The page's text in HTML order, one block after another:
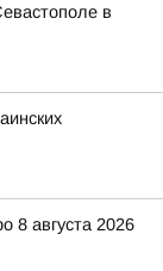
в
8 августа 2026